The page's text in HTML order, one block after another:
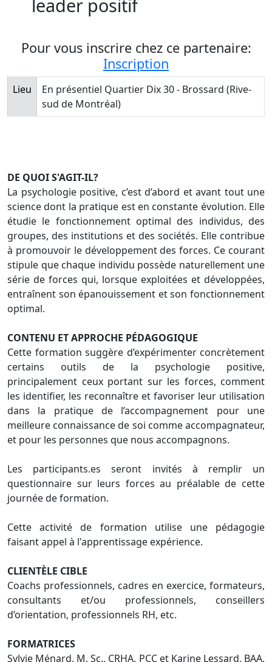
leader positif
Pour vous inscrire chez ce partenaire:
Inscription
Lieu
En présentiel Quartier Dix 30 - Brossard (Rive-
sud de Montréal)
DE QUOI S'AGIT-IL?
La psychologie positive, c’est d’abord et avant tout une
science dont la pratique est en constante évolution. Elle
étudie le fonctionnement optimal des individus, des
groupes, des institutions et des sociétés. Elle contribue
à promouvoir le développement des forces. Ce courant
stipule que chaque individu possède naturellement une
série de forces qui, lorsque exploitées et développées,
entraînent son épanouissement et son fonctionnement
optimal.
CONTENU ET APPROCHE PÉDAGOGIQUE
Cette formation suggère d’expérimenter concrètement
certains outils de la psychologie positive,
principalement ceux portant sur les forces, comment
les identifier, les reconnaître et favoriser leur utilisation
dans la pratique de l’accompagnement pour une
meilleure connaissance de soi comme accompagnateur,
et pour les personnes que nous accompagnons.
Les participants.es seront invités à remplir un
questionnaire sur leurs forces au préalable de cette
journée de formation.
Cette activité de formation utilise une pédagogie
faisant appel à l'apprentissage expérience.
CLIENTÈLE CIBLE
Coachs professionnels, cadres en exercice, formateurs,
consultants et/ou professionnels, conseillers
d’orientation, professionnels RH, etc.
FORMATRICES
Sylvie Ménard, M. Sc., CRHA, PCC et Karine Lessard, BAA,